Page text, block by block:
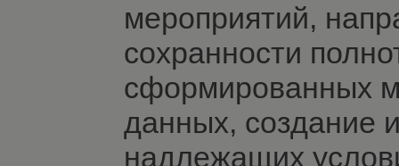
мероприятий,
сохранности
сформированных
данных, создание
надлежащих